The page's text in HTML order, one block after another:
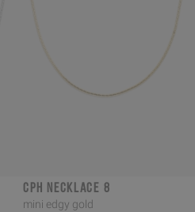
CPH NECKLACE 8
mini edgy gold